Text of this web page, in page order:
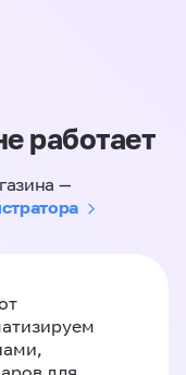
работает
—